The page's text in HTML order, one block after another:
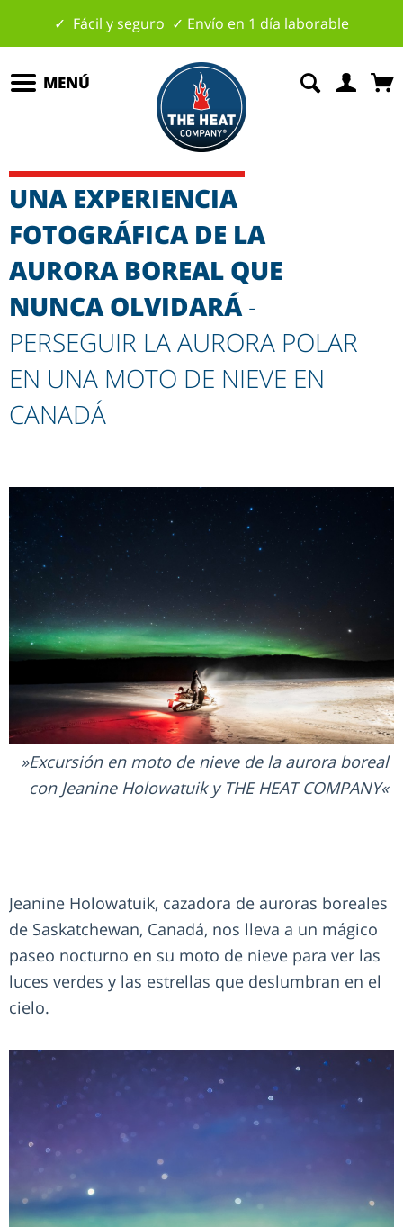
✓ Fácil y seguro ✓ Envío en 1 día laborable
MENÚ
UNA EXPERIENCIA
FOTOGRÁFICA DE LA
AURORA BOREAL QUE
NUNCA OLVIDARÁ-
PERSEGUIR LA AURORA POLAR
EN UNA MOTO DE NIEVE EN
CANADÁ
Excursión en moto de nieve de la aurora boreal
con Jeanine Holowatuik y THE HEAT COMPANY
Jeanine Holowatuik, cazadora de auroras boreales
de Saskatchewan, Canadá, nos lleva a un mágico
paseo nocturno en su moto de nieve para ver las
luces verdes y las estrellas que deslumbran en el
cielo.